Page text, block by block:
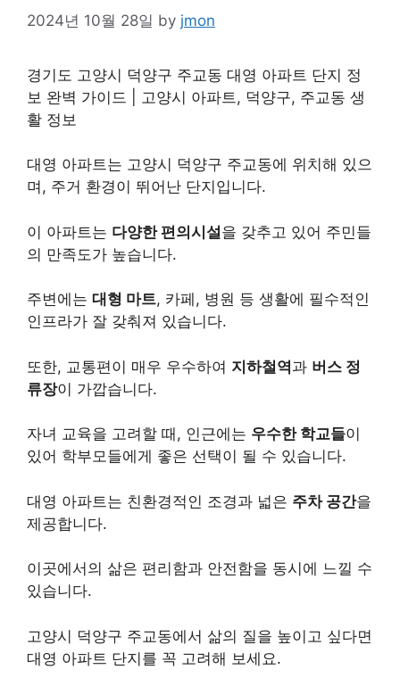
2024년 10월 28일 by jmon
경기도 고양시 덕양구 주교동 대영 아파트 단지 정
보 완벽 가이드 | 고양시 아파트, 덕양구, 주교동 생
활 정보
대영 아파트는 고양시 덕양구 주교동에 위치해 있으
며, 주거 환경이 뛰어난 단지입니다.
이 아파트는 다양한 편의시설을 갖추고 있어 주민들
의 만족도가 높습니다.
주변에는 대형 마트, 카페, 병원 등 생활에 필수적인
인프라가 잘 갖춰져 있습니다.
또한, 교통편이 매우 우수하여 지하철역과 버스 정
류장이 가깝습니다.
자녀 교육을 고려할 때, 인근에는 우수한 학교들이
있어 학부모들에게 좋은 선택이 될 수 있습니다.
대영 아파트는 친환경적인 조경과 넓은 주차 공간을
제공합니다.
이곳에서의 삶은 편리함과 안전함을 동시에 느낄 수
있습니다.
고양시 덕양구 주교동에서 삶의 질을 높이고 싶다면
대영 아파트 단지를 꼭 고려해 보세요.